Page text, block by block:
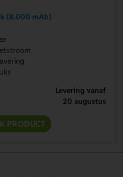
(8.000 mAh)
Levering vanaf
20 augustus
PRODUCT